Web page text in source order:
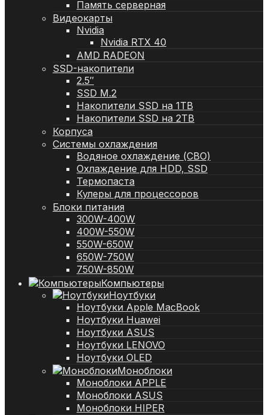
Память серверная
Видеокарты
Nvidia
Nvidia RTX 40
AMD RADEON
SSD-накопители
2.5″
SSD M.2
Накопители SSD на 1TB
Накопители SSD на 2TB
Корпуса
Системы охлаждения
Водяное охлаждение (СВО)
Охлаждение для HDD, SSD
Термопаста
Кулеры для процессоров
Блоки питания
300W-400W
400W-550W
550W-650W
650W-750W
750W-850W
Компьютеры
Ноутбуки
Ноутбуки Apple MacBook
Ноутбуки Huawei
Ноутбуки ASUS
Ноутбуки LENOVO
Ноутбуки OLED
Моноблоки
Моноблоки APPLE
Моноблоки ASUS
Моноблоки HIPER